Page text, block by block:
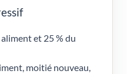
aliment et 25 % du
moitié nouveau,